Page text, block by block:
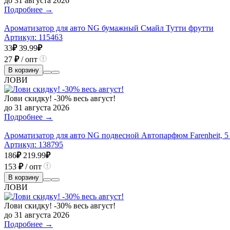
Подробнее →
Ароматизатор для авто NG бумажный Смайл Тутти фрутти
Артикул: 115463
33₽ 39.99₽
27 ₽/ опт
В корзину
ЛОВИ
Лови скидку! -30% весь август!
до 31 августа 2026
Подробнее →
Ароматизатор для авто NG подвесной Автопарфюм Farenheit,
Артикул: 138795
186₽ 219.99₽
153 ₽/ опт
В корзину
ЛОВИ
Лови скидку! -30% весь август!
до 31 августа 2026
Подробнее →